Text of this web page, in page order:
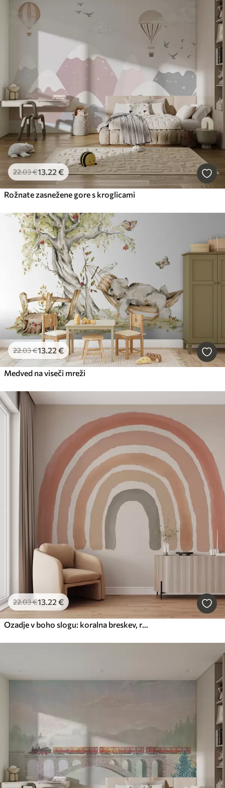
22.03€13 .22 €
Rožnate zasnežene gore s kroglicami
22.03€13.22 €
Medved na viseči mreži
22.03€13 .22 €